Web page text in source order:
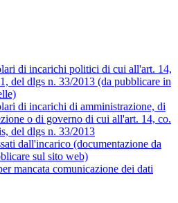
di incarichi politici di cui all'art. 14,
del dlgs n. 33/2013 (da pubblicare in
di incarichi di amministrazione, di
o di governo di cui all'art. 14, co.
del dlgs n. 33/2013
dall'incarico (documentazione da
sul sito web)
mancata comunicazione dei dati